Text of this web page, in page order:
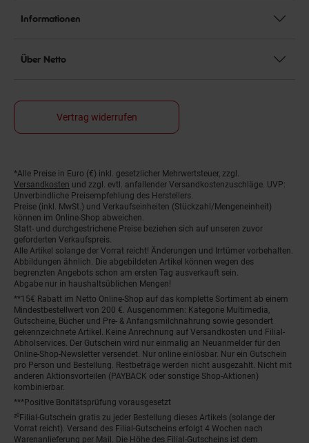
Informationen
Über Netto
Vertrag widerrufen
Fußnoten
*Alle Preise in Euro (€) inkl. gesetzlicher Mehrwertsteuer, zzgl.
Versandkosten und zzgl. evtl. anfallender Versandkostenzuschläge. UVP:
Unverbindliche Preisempfehlung des Herstellers.
Preise (inkl. MwSt.) und Verkaufseinheiten (Stückzahl/Mengeneinheit)
können im Online-Shop abweichen.
Statt- und durchgestrichene Preise beziehen sich auf unseren zuvor
geforderten Verkaufspreis.
Alle Artikel solange der Vorrat reicht! Änderungen und Irrtümer vorbehalten.
Abbildungen ähnlich. Die abgebildeten Artikel können wegen des
begrenzten Angebots schon am ersten Tag ausverkauft sein.
Abgabe nur in haushaltsüblichen Mengen!
**15€ Rabatt im Netto Online-Shop auf das komplette Sortiment ab einem
Mindestbestellwert von 200 €. Ausgenommen: Kategorie Multimedia,
Gutscheine, Bücher und Pre- & Anfangsmilchnahrung sowie gesondert
gekennzeichnete Artikel. Keine Anrechnung auf Versandkosten und Filial-
Abholservices. Der Gutschein wird nur einmalig an Neuanmelder für den
Online-Shop-Newsletter versendet. Nur online einlösbar. Nur ein Gutschein
pro Person und Bestellung. Restbeträge werden nicht ausgezahlt. Nicht mit
anderen Aktionsvorteilen (PAYBACK oder sonstige Shop-Aktionen)
kombinierbar.
***Positive Bonitätsprüfung vorausgesetzt
²⁰Filial-Gutschein gratis zu jeder Bestellung dieses Artikels (solange der
Vorrat reicht). Versand des Filial-Gutscheins erfolgt 4 Wochen nach
Warenanlieferung per Mail. Die Höhe des Filial-Gutscheins ist dem